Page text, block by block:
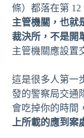
條）都落在第 12
主管機關，也就
裁決所，不是開
主管機關應設置
這是很多人第一
發的警察局交通
會吃掉你的時間
上所載的應到案